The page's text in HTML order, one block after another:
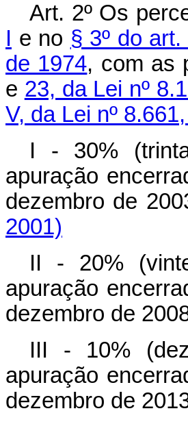
Art. 2º Os
I e no § 3º do
de 1974, com as
e 23, da Lei nº
V, da Lei nº
I - 30%
apuração
dezembro de
2001)
II - 20%
apuração
dezembro de
III - 10%
apuração
dezembro de